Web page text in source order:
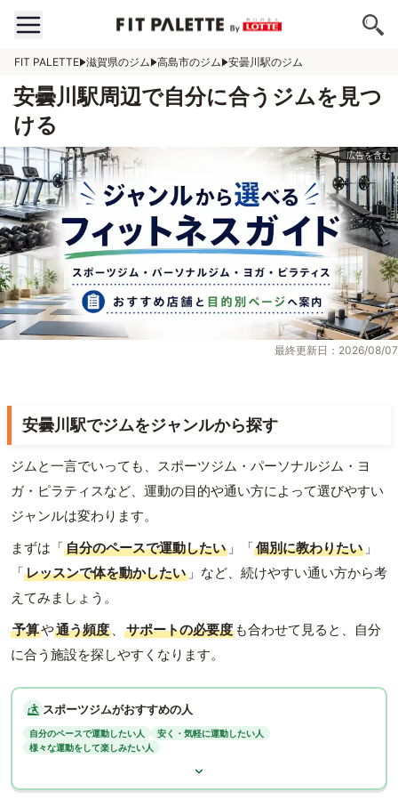
FIT PALETTE 滋賀県のジム 高島市のジム 安曇川駅のジム
安曇川駅周辺で自分に合うジムを見つ
ける
最終更新日：2026/08/07
安曇川駅でジムをジャンルから探す
ジムと一言でいっても、スポーツジム・パーソナルジム・ヨ
ガ・ピラティスなど、運動の目的や通い方によって選びやすい
ジャンルは変わります。
まずは「自分のペースで運動したい 」「個別に教わりたい 」
「レッスンで体を動かしたい 」など、続けやすい通い方から考
えてみましょう。
予算や通う頻度 、 サポートの必要度 も合わせて見ると、自分
に合う施設を探しやすくなります。
スポーツジムがおすすめの人
自分のペースで運動したい人
安く・気軽に運動したい人
様々な運動をして楽しみたい人